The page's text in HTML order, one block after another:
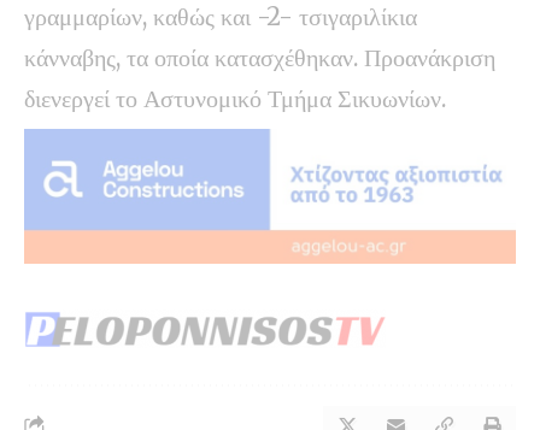
γραμμαρίων, καθώς και -2- τσιγαριλίκια
κάνναβης, τα οποία κατασχέθηκαν. Προανάκριση
διενεργεί το Αστυνομικό Τμήμα Σικυωνίων.